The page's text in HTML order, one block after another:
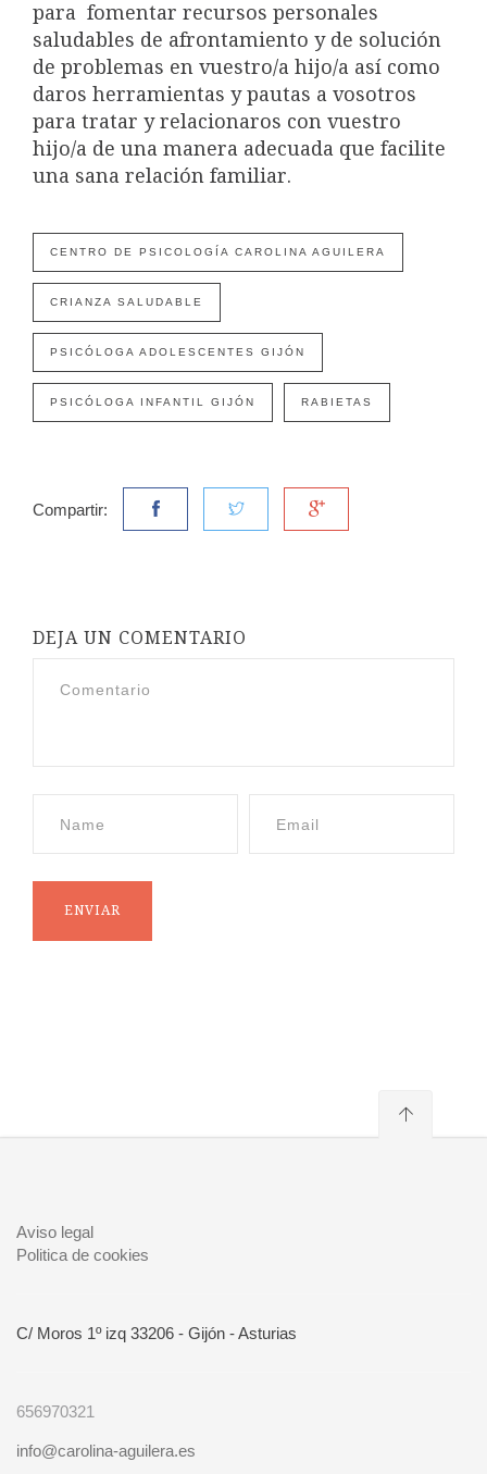
para fomentar recursos personales
saludables de afrontamiento y de solución
de problemas en vuestro/a hijo/a así como
daros herramientas y pautas a vosotros
para tratar y relacionaros con vuestro
hijo/a de una manera adecuada que facilite
una sana relación familiar.
CENTRO DE PSICOLOGÍA CAROLINA AGUILERA
CRIANZA SALUDABLE
PSICÓLOGA ADOLESCENTES GIJÓN
PSICÓLOGA INFANTIL GIJÓN RABIETAS
Compartir:
DEJA UN COMENTARIO
Aviso legal
Politica de cookies
C/ Moros 1º izq 33206 - Gijón - Asturias
656970321
info@carolina-aguilera.es